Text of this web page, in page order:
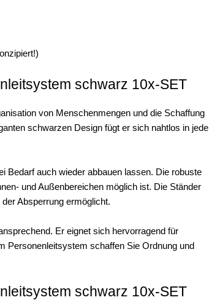
schwarz 10x-SET
von Menschenmengen und die Schaffung
schwarzen Design fügt er sich nahtlos in jede
Bedarf auch wieder abbauen lassen. Die robuste
und Außenbereichen möglich ist. Die Ständer
Absperrung ermöglicht.
Er eignet sich hervorragend für
Personenleitsystem schaffen Sie Ordnung und
schwarz 10x-SET